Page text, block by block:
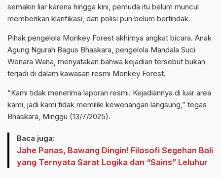
semakin liar karena hingga kini, pemuda itu belum muncul
memberikan klarifikasi, dan polisi pun belum bertindak.
Pihak pengelola Monkey Forest akhirnya angkat bicara. Anak
Agung Ngurah Bagus Bhaskara, pengelola Mandala Suci
Wenara Wana, menyatakan bahwa kejadian tersebut bukan
terjadi di dalam kawasan resmi Monkey Forest.
“Kami tidak menerima laporan resmi. Kejadiannya di luar area
kami, jadi kami tidak memiliki kewenangan langsung,” tegas
Bhaskara, Minggu (13/7/2025).
Baca juga:
Jahe Panas, Bawang Dingin! Filosofi Segehan Bali
yang Ternyata Sarat Logika dan “Sains” Leluhur